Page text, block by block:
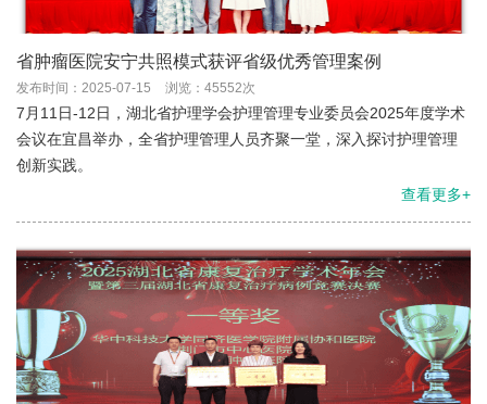
省肿瘤医院安宁共照模式获评省级优秀管理案例
发布时间：2025-07-15 浏览：45552次
7月11日-12日，湖北省护理学会护理管理专业委员会2025年度学术
会议在宜昌举办，全省护理管理人员齐聚一堂，深入探讨护理管理
创新实践。
查看更多+